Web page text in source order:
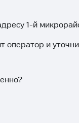
1-й
оператор и